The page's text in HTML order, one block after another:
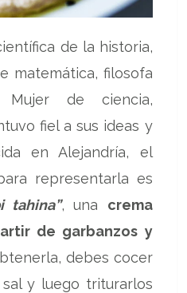
de la historia,
matemática, filosofa
Mujer de ciencia,
fiel a sus ideas y
en Alejandría, el
representarla es
tahina”, una crema
de garbanzos y
debes cocer
y luego triturarlos